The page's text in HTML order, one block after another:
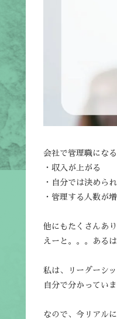
会社で管理職にな
・収入が上がる
・自分では決めら
・管理する人数が
他にもたくさんあ
えーと。。。ある
私は、リーダーシ
自分で分かっていま
なので、今リアル